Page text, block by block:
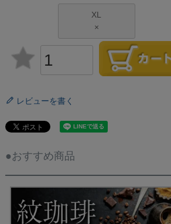
XL
×
レビューを書く
●おすすめ商品